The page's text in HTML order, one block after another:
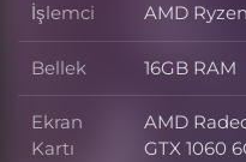
İşlemci İşlemci
AMD
Bellek Bellek
16GB RAM
Ekran
Kartı
Ekran Kartı
AMD
GTX 1060